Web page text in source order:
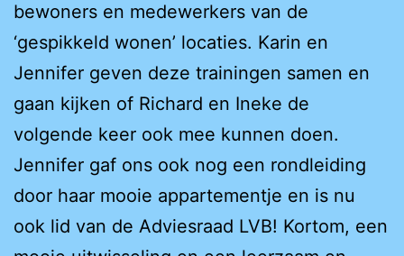
bewoners en medewerkers van de
‘gespikkeld wonen’ locaties. Karin en
Jennifer geven deze trainingen samen en
gaan kijken of Richard en Ineke de
volgende keer ook mee kunnen doen.
Jennifer gaf ons ook nog een rondleiding
door haar mooie appartementje en is nu
ook lid van de Adviesraad LVB! Kortom, een